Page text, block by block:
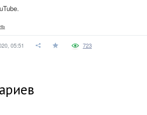
05:51 723